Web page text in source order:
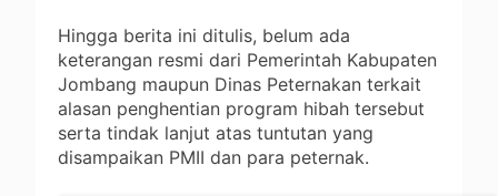
Hingga berita ini ditulis, belum ada
keterangan resmi dari Pemerintah Kabupaten
Jombang maupun Dinas Peternakan terkait
alasan penghentian program hibah tersebut
serta tindak lanjut atas tuntutan yang
disampaikan PMII dan para peternak.